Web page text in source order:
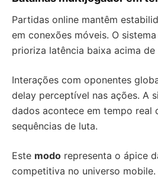
Partidas online mantêm
em conexões móveis. O
prioriza latência baixa acima de
Interações com oponentes
delay perceptível nas ações. A
dados acontece em tempo real
sequências de luta.
Este modo representa o ápice
competitiva no universo